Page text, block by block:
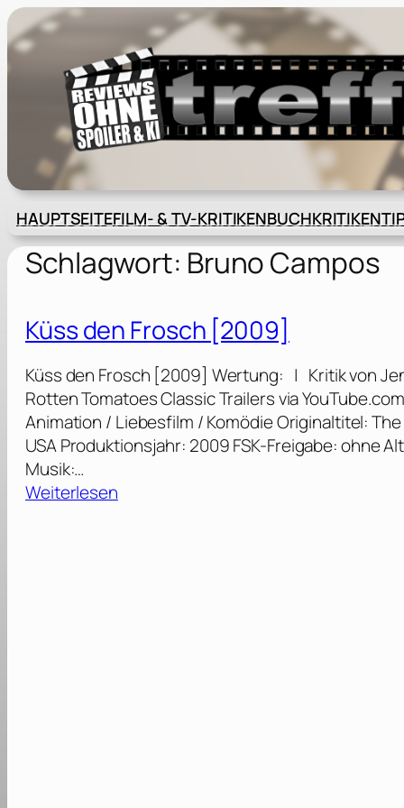
Zum
Inhalt
springen
HAUPTSEITEFILM- & TV-KRITIKENBUCHKRITIKEN
Schlagwort: Bruno Campos
Küss den Frosch [2009]
Küss den Frosch [2009] Wertung: | Kritik von
Rotten Tomatoes Classic Trailers via
Animation / Liebesfilm / Komödie Originaltitel:
USA Produktionsjahr: 2009 FSK-Freigabe: ohne
Musik:…
Weiterlesen: